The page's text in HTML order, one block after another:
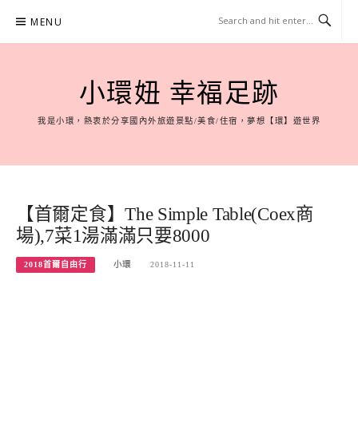
content
MENU
小環妞 幸福足跡
我是小環，熱衷於分享國內外旅遊景點/美食/住宿，夢想【環】遊世界
【首爾定食】The Simple Table(Coex商
場),7菜1湯滿滿只要8000
2018首爾自由行 小環 2018-11-11